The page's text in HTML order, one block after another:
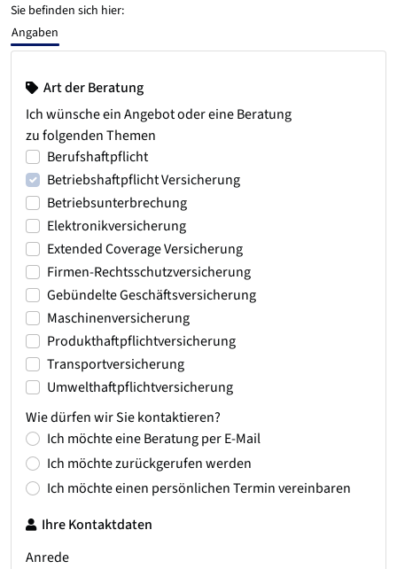
Sie befinden sich hier:
Angaben
Art der Beratung
Ich wünsche ein Angebot oder eine Beratung
zu folgenden Themen
Berufshaftpflicht
Betriebshaftpflicht Versicherung
Betriebsunterbrechung
Elektronikversicherung
Extended Coverage Versicherung
Firmen-Rechtsschutzversicherung
Gebündelte Geschäftsversicherung
Maschinenversicherung
Produkthaftpflichtversicherung
Transportversicherung
Umwelthaftpflichtversicherung
Wie dürfen wir Sie kontaktieren?
Ich möchte eine Beratung per E-Mail
Ich möchte zurückgerufen werden
Ich möchte einen persönlichen Termin vereinbaren
Ihre Kontaktdaten
Anrede